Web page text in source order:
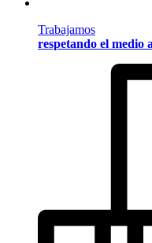
Trabajamos
respetando el medio